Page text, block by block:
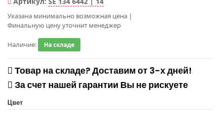
Указана минимально возможная цена |
Финальную цену уточнит менеджер
Наличие: На складе
Товар на складе? Доставим от 3-х дней!
За счет нашей гарантии Вы не рискуете
Цвет